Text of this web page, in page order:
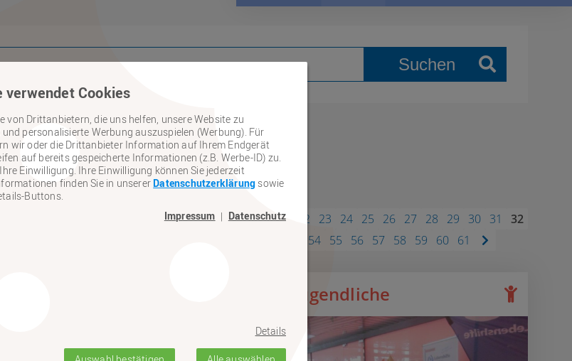
Suchen
16 17 18 19 20 21 22 23 24 25 26 27 28 29 30 31
32
54 55 56 57 58 59 60 61
Kinder und Jugendliche
verwendet Cookies
von Drittanbietern, die uns helfen, unsere Website zu
personalisierte Werbung auszuspielen (Werbung). Für
wir oder die Drittanbieter Information auf Ihrem Endgerät
auf bereits gespeicherte Informationen (z.B. Werbe-ID) zu.
Einwilligung. Ihre Einwilligung können Sie jederzeit
finden Sie in unserer Datenschutzerklärung sowie
Buttons.
Impressum | Datenschutz
Details